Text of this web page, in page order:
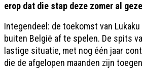
erop dat die stap deze zomer al
Integendeel: de toekomst van
buiten België af te spelen. De spits
lastige situatie, met nog één jaar
die de afgelopen maanden zijn